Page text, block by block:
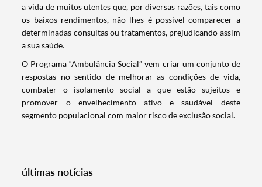
Termo de Pesquisa
Categorias gerais
Filtros
a vida de muitos utentes que, por diversas razões, tais como
os baixos rendimentos, não lhes é possível comparecer a
determinadas consultas ou tratamentos, prejudicando assim
a sua saúde.
O Programa “Ambulância Social” vem criar um conjunto de
respostas no sentido de melhorar as condições de vida,
combater o isolamento social a que estão sujeitos e
promover o envelhecimento ativo e saudável deste
segmento populacional com maior risco de exclusão social.
últimas notícias